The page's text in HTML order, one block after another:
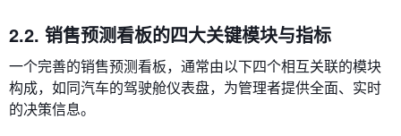
2.2. 销售预测看板的四大关键模块与指标
一个完善的销售预测看板，通常由以下四个相互关联的模块
构成，如同汽车的驾驶舱仪表盘，为管理者提供全面、实时
的决策信息。